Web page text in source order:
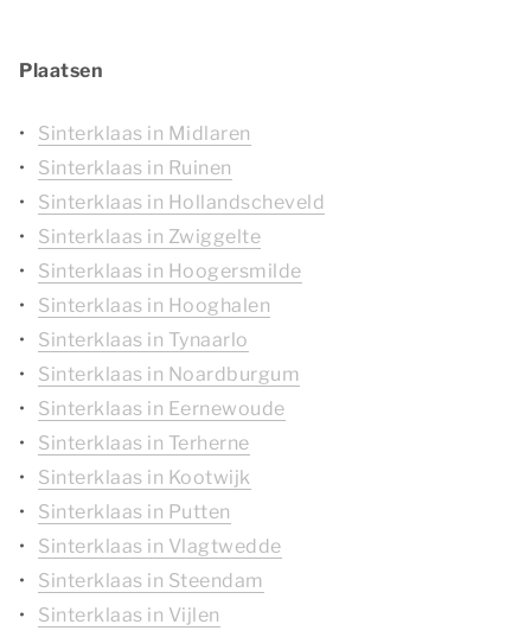
Plaatsen
Sinterklaas in Midlaren
Sinterklaas in Ruinen
Sinterklaas in Hollandscheveld
Sinterklaas in Zwiggelte
Sinterklaas in Hoogersmilde
Sinterklaas in Hooghalen
Sinterklaas in Tynaarlo
Sinterklaas in Noardburgum
Sinterklaas in Eernewoude
Sinterklaas in Terherne
Sinterklaas in Kootwijk
Sinterklaas in Putten
Sinterklaas in Vlagtwedde
Sinterklaas in Steendam
Sinterklaas in Vijlen